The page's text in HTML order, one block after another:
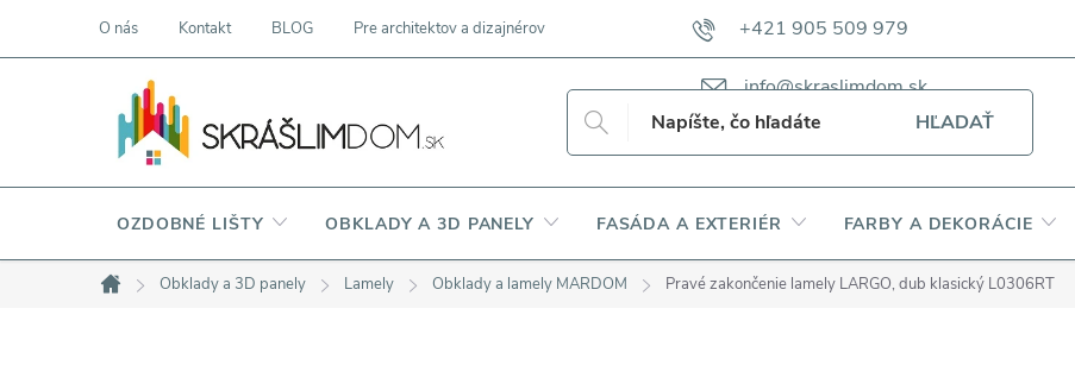
+421 905 509 979
info@skraslimdom.sk
O nás Kontakt BLOG Pre architektov a dizajnérov VZORKOVNÍKY TKANÍN CAMFERO VZORKOVNÍK TKANÍN DAPPI
HĽADAŤ
OZDOBNÉ LIŠTY OBKLADY A 3D PANELY FASÁDA A EXTERIÉR FARBY A DEKORÁCIE
Domov
Obklady a 3D panely Lamely Obklady a lamely MARDOM Pravé zakončenie lamely LARGO, dub klasický L0306RT